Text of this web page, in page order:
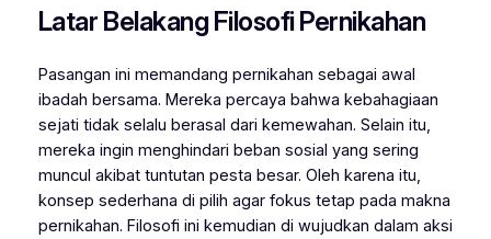
Latar Belakang Filosofi Pernikahan
Pasangan ini memandang pernikahan sebagai awal
ibadah bersama. Mereka percaya bahwa kebahagiaan
sejati tidak selalu berasal dari kemewahan. Selain itu,
mereka ingin menghindari beban sosial yang sering
muncul akibat tuntutan pesta besar. Oleh karena itu,
konsep sederhana di pilih agar fokus tetap pada makna
pernikahan. Filosofi ini kemudian di wujudkan dalam aksi